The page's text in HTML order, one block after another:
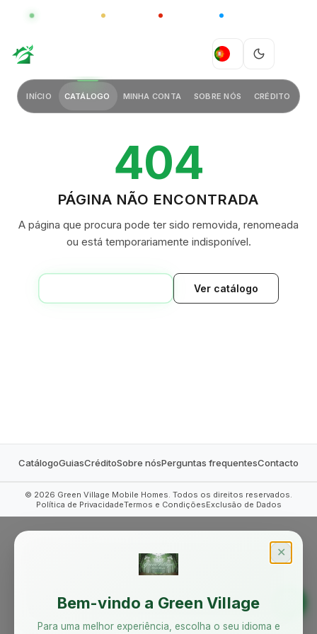
GLOBAL CHINA
PT
INÍCIO CATÁLOGO MINHA CONTA SOBRE NÓS CRÉDITO
404
PÁGINA NÃO ENCONTRADA
A página que procura pode ter sido removida, renomeada
ou está temporariamente indisponível.
Ver catálogo
CatálogoGuiasCréditoSobre nósPerguntas frequentesContacto
© 2026 Green Village Mobile Homes. Todos os direitos reservados.
Política de PrivacidadeTermos e CondiçõesExclusão de Dados
✕
Bem-vindo a Green Village
Para uma melhor experiência, escolha o seu idioma e